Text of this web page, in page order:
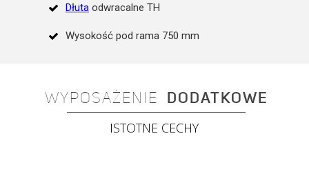
Dłuta odwracalne TH
Wysokość pod rama 750 mm
WYPOSAŻENIE DODATKOWE
ISTOTNE CECHY